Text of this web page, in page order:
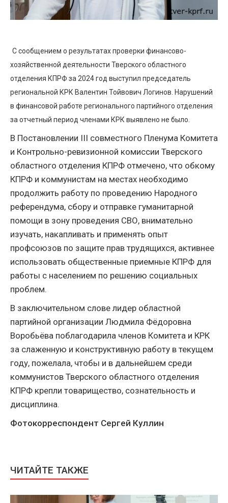
С сообщением о результатах проверки финансово-
хозяйственной деятельности Тверского областного
отделения КПРФ за 2024 год выступил председатель
региональной КРК Валентин Тойвович Логинов. Нарушений
в финансовой работе регионального партийного отделения
за отчетный период членами КРК выявлено не было.
В Постановлении III совместного Пленума Комитета
и Контрольно-ревизионной комиссии Тверского
областного отделения КПРФ отмечено, что обкому
КПРФ и коммунистам на местах необходимо
продолжить работу по проведению Народного
референдума, сбору и отправке гуманитарной
помощи в зону проведения СВО, внимательно
изучать, накапливать и применять опыт
профсоюзов по защите прав трудящихся, активнее
использовать общественные приемные КПРФ для
работы с населением по решению социальных
проблем.
В заключительном слове лидер областной
партийной организации Людмила Фёдоровна
Воробьёва поблагодарила членов Комитета и КРК
за слаженную и конструктивную работу в текущем
году, пожелала, чтобы и в дальнейшем среди
коммунистов Тверского областного отделения
КПРФ крепли товарищество, сознательность и
дисциплина.
Фотокорреспондент Сергей Куллин
ЧИТАЙТЕ ТАКЖЕ